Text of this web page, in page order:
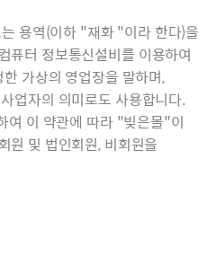
용역(이하 "재화 "이라 한다)을
퓨터 정보통신설비를 이용하여
가상의 영업장을 말하며,
업자의 의미로도 사용합니다.
이 약관에 따라 "빚은몰"이
원 및 법인회원, 비회원을
내
창업문의
영상정보처리기기 운영관리방침